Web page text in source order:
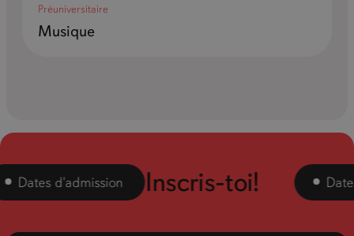
Préuniversitaire
Musique
d'admission Inscris-toi! Dates